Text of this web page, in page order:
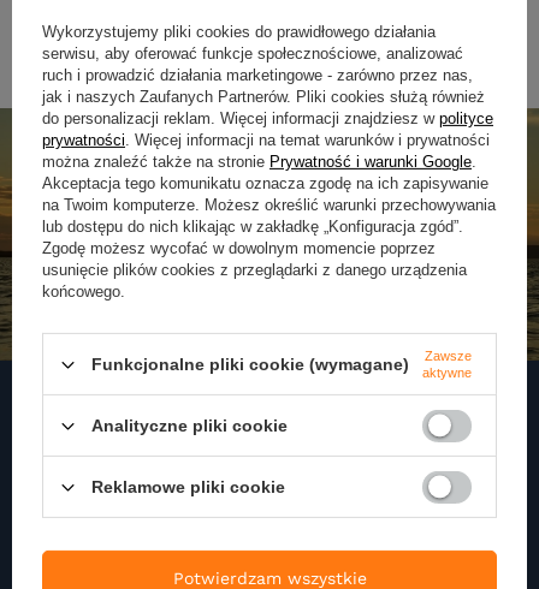
Zapisz się do naszego
Newslettera
ofercie
Wykorzystujemy pliki cookies do prawidłowego działania
serwisu, aby oferować funkcje społecznościowe, analizować
ruch i prowadzić działania marketingowe - zarówno przez nas,
jak i naszych Zaufanych Partnerów. Pliki cookies służą również
do personalizacji reklam. Więcej informacji znajdziesz w polityce
prywatności . Więcej informacji na temat warunków i prywatności
można znaleźć także na stronie Prywatność i warunki Google
Akceptacja tego komunikatu oznacza zgodę na ich zapisywanie
na Twoim komputerze. Możesz określić warunki przechowywania
lub dostępu do nich klikając w zakładkę „Konfiguracja zgód”.
Zgodę możesz wycofać w dowolnym momencie poprzez
usunięcie plików cookies z przeglądarki z danego urządzenia
końcowego.
Funkcjonalne pliki cookie (wymagane)
Zawsze
aktywne
Analityczne pliki cookie
Reklamowe pliki cookie
Potwierdzam wszystkie